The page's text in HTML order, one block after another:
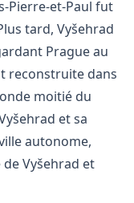
Pierre-et-Paul fut
tard, Vyšehrad
Prague au
reconstruite dans
moitié du
et sa
autonome,
Vyšehrad et